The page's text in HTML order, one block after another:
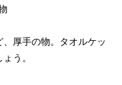
厚手の物。タオルケッ
う。